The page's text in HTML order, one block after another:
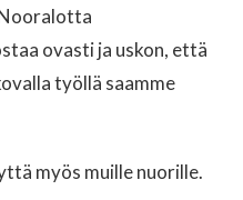
ovasti ja uskon, että
työllä saamme
myös muille nuorille.